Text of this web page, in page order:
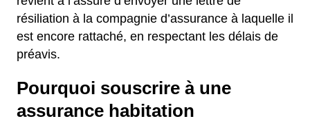
résiliation à la compagnie d’assurance à laquelle il
est encore rattaché, en respectant les délais de
préavis.
Pourquoi souscrire à une
assurance habitation